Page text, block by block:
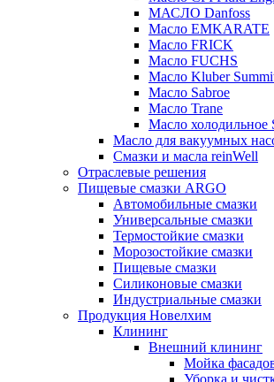
МАСЛО Danfoss
Масло EMKARATE
Масло FRICK
Масло FUCHS
Масло Kluber
Масло Sabroe
Масло Trane
Масло холодильное
Масло для вакуумных
Смазки и масла reinWell
Отраслевые решения
Пищевые смазки ARGO
Автомобильные смазки
Универсальные смазки
Термостойкие смазки
Морозостойкие смазки
Пищевые смазки
Силиконовые смазки
Индустриальные смазки
Продукция Новелхим
Клининг
Внешний клининг
Мойка
Уборка и